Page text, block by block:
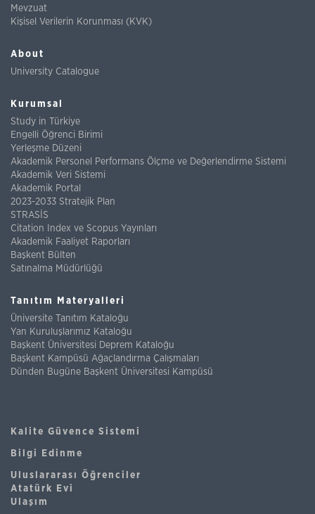
Mevzuat
Kişisel Verilerin Korunması (KVK)
About
University Catalogue
Kurumsal
Study in Türkiye
Engelli Öğrenci Birimi
Yerleşme Düzeni
Akademik Personel Performans Ölçme ve Değerlendirme Sistemi
Akademik Veri Sistemi
Akademik Portal
2023-2033 Stratejik Plan
STRASİS
Citation Index ve Scopus Yayınları
Akademik Faaliyet Raporları
Başkent Bülten
Satınalma Müdürlüğü
Tanıtım Materyalleri
Üniversite Tanıtım Kataloğu
Yan Kuruluşlarımız Kataloğu
Başkent Üniversitesi Deprem Kataloğu
Başkent Kampüsü Ağaçlandırma Çalışmaları
Dünden Bugüne Başkent Üniversitesi Kampüsü
Kalite Güvence Sistemi
Bilgi Edinme
Uluslararası Öğrenciler
Atatürk Evi
Ulaşım